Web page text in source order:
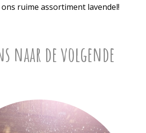
ruime assortiment lavendel!
naar de volgende